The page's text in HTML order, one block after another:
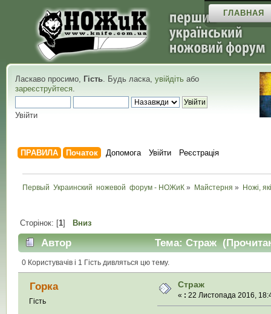
ГЛАВНАЯ
Ласкаво просимо, Гість. Будь ласка, увійдіть або
зареєструйтеся.
Увійти
ПРАВИЛА Початок Допомога Увійти Реєстрація
Первый  Украинский  ножевой  форум - НОЖиК » Майстерня » Ножі,
Сторінок: [1] Вниз
Автор Тема: Страж
0 Користувачів і 1 Гість дивляться цю тему.
Горка
Гість
Страж
« : 22 Листопада 2016,